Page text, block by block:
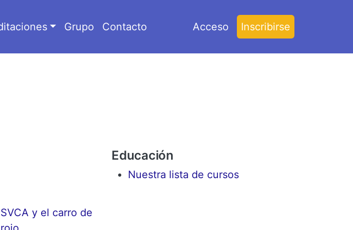
Grupo Contacto Acceso Inscribirse
y el carro de
Educación
Nuestra lista de cursos